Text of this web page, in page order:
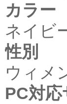
カラー
ネイビ
性別
ウィメ
PC対